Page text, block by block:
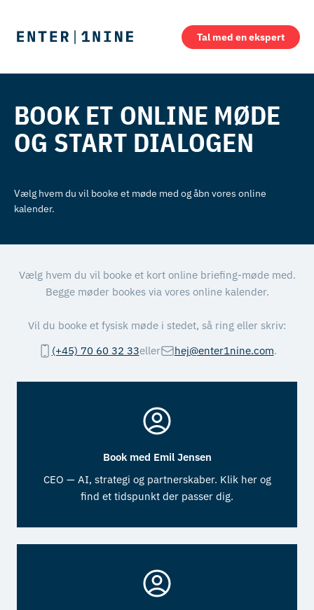
Tal med en ekspert
BOOK ET ONLINE MØDE
OG START DIALOGEN
Vælg hvem du vil booke et møde med og åbn vores online
kalender.
Vælg hvem du vil booke et kort online briefing-møde med.
Begge møder bookes via vores online kalender.
Vil du booke et fysisk møde i stedet, så ring eller skriv:
(+45) 70 60 32 33eller hej@enter1nine.com.
Book med Emil Jensen
CEO — AI, strategi og partnerskaber. Klik her og
find et tidspunkt der passer dig.